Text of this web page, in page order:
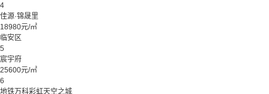
4
佳源·锦晟里
18980元/㎡
临安区
5
宸宇府
25600元/㎡
6
地铁万科彩虹天空之城